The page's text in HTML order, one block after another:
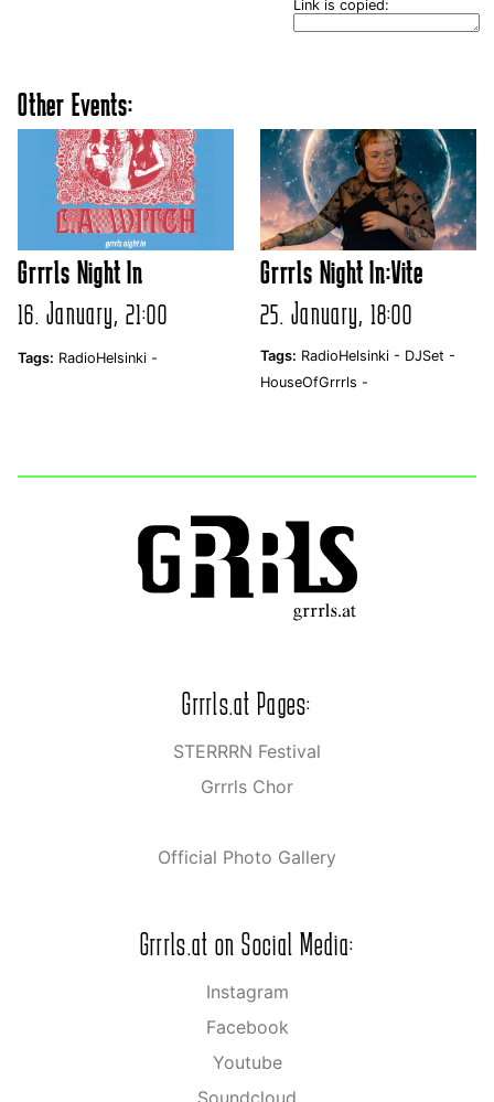
Link is copied:
Other Events:
Grrrls Night In
16. January, 21:00
Tags: RadioHelsinki -
Grrrls Night In:Vite
25. January, 18:00
Tags: RadioHelsinki - DJSet -
HouseOfGrrrls -
Grrrls.at Pages:
STERRRN Festival
Grrrls Chor
Official Photo Gallery
Grrrls.at on Social Media:
Instagram
Facebook
Youtube
Soundcloud